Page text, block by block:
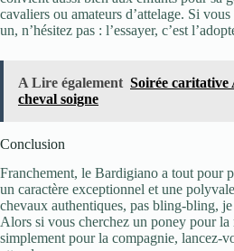
cavaliers ou amateurs d’attelage. Si
un, n’hésitez pas : l’essayer, c’est
A Lire également Soirée caritative
cheval soigne
Conclusion
Franchement, le Bardigiano a tout pour
un caractère exceptionnel et une
chevaux authentiques, pas bling-bling,
Alors si vous cherchez un poney pour la
simplement pour la compagnie, lancez-